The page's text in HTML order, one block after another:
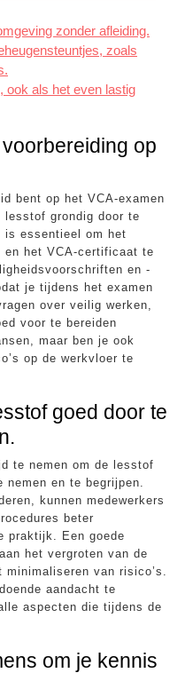
zonder afleiding.
zoals
ook als het even lastig
op
bent op het VCA-examen
lesstof grondig door te
is essentieel om het
en het VCA-certificaat te
en -
je tijdens het examen
over veilig werken,
voor te bereiden
maar ben je ook
op de werkvloer te
goed door te
te nemen om de lesstof
nemen en te begrijpen.
kunnen medewerkers
beter
praktijk. Een goede
het vergroten van de
van risico’s.
aandacht te
aspecten die tijdens de
om je kennis